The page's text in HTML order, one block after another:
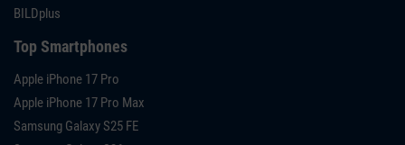
BILDplus
Top Smartphones
Apple iPhone 17 Pro
Apple iPhone 17 Pro Max
Samsung Galaxy S25 FE